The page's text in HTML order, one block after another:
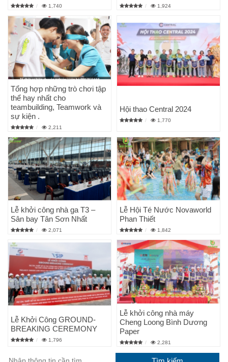
1,740 1,924
Tổng hợp những trò chơi tập
thể hay nhất cho
teambuilding, Teamwork và
sự kiện .
2,211
Hội thao Central 2024
1,770
Lễ khởi công nhà ga T3 –
Sân bay Tân Sơn Nhất
2,071
Lễ Hội Té Nước Novaworld
Phan Thiết
1,842
Lễ Khởi Công GROUND-
BREAKING CEREMONY
1,796
Lễ khởi công nhà máy
Cheng Loong Bình Dương
Paper
2,281